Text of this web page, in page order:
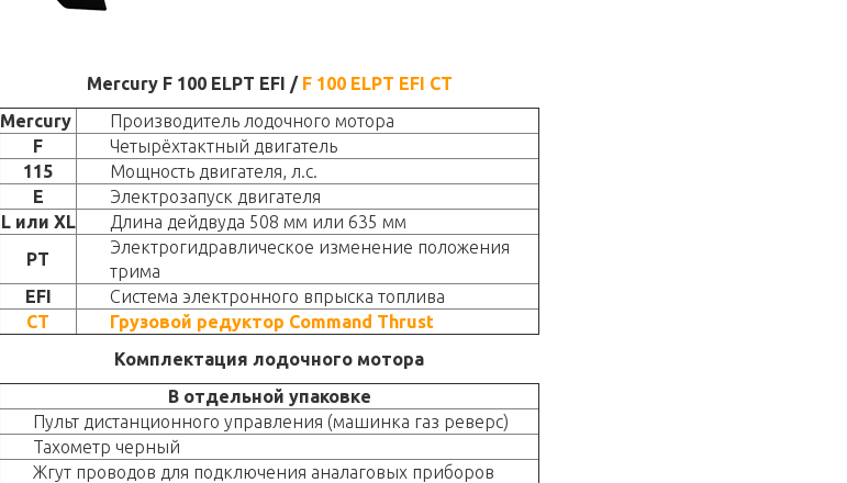
Mercury F 100 ELPT EFI / F 100 ELPT EFI CT
Mercury
Производитель лодочного мотора
F
Четырёхтактный двигатель
115
Мощность двигателя, л.с.
E
Электрозапуск двигателя
L или XL
Длина дейдвуда 508 мм или 635 мм
PT
Электрогидравлическое изменение положения
трима
EFI
Система электронного впрыска топлива
CT
Грузовой редуктор Command Thrust
Комплектация лодочного мотора
В отдельной упаковке
Пульт дистанционного управления (машинка газ реверс)
Тахометр черный
Жгут проводов для подключения аналаговых приборов